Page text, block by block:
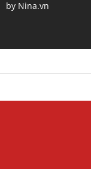
by Nina.vn